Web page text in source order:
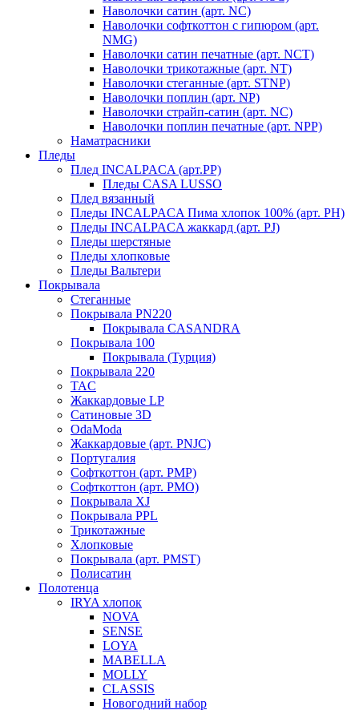
Наволочки сатин (арт. NC)
Наволочки софткоттон с гипюром (арт.
NMG)
Наволочки сатин печатные (арт. NCT)
Наволочки трикотажные (арт. NT)
Наволочки стеганные (арт. STNP)
Наволочки поплин (арт. NP)
Наволочки страйп-сатин (арт. NC)
Наволочки поплин печатные (арт. NPP)
Наматрасники
Пледы
Плед INCALPACA (арт.PP)
Пледы CASA LUSSO
Плед вязанный
Пледы INCALPACA Пима хлопок 100% (арт. PH)
Пледы INCALPACA жаккард (арт. PJ)
Пледы шерстяные
Пледы хлопковые
Пледы Вальтери
Покрывала
Стеганные
Покрывала PN220
Покрывала CASANDRA
Покрывала 100
Покрывала (Турция)
Покрывала 220
TAC
Жаккардовые LP
Сатиновые 3D
OdaModa
Жаккардовые (арт. PNJC)
Португалия
Софткоттон (арт. PMP)
Софткоттон (арт. PMO)
Покрывала XJ
Покрывала PPL
Трикотажные
Хлопковые
Покрывала (арт. PMST)
Полисатин
Полотенца
IRYA хлопок
NOVA
SENSE
LOYA
MABELLA
MOLLY
CLASSIS
Новогодний набор